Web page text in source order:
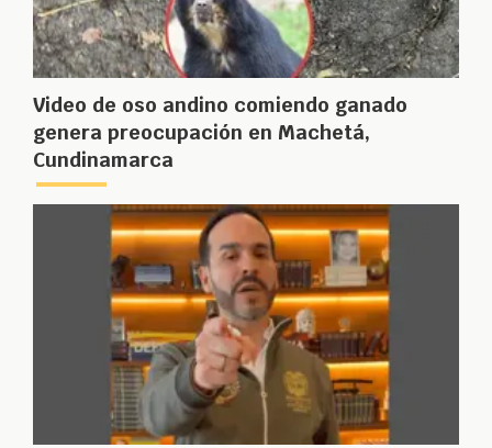
Video de oso andino comiendo ganado
genera preocupación en Machetá,
Cundinamarca